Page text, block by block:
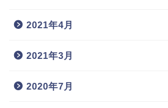
2021年4月
2021年3月
2020年7月